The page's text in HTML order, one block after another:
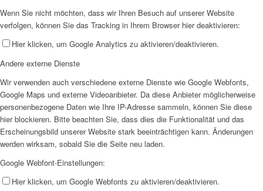
Wenn Sie nicht möchten, dass wir Ihren Besuch auf unserer Website
verfolgen, können Sie das Tracking in Ihrem Browser hier deaktivieren:
Hier klicken, um Google Analytics zu aktivieren/deaktivieren.
Andere externe Dienste
Wir verwenden auch verschiedene externe Dienste wie Google Webfonts,
Google Maps und externe Videoanbieter. Da diese Anbieter möglicherweise
personenbezogene Daten wie Ihre IP-Adresse sammeln, können Sie diese
hier blockieren. Bitte beachten Sie, dass dies die Funktionalität und das
Erscheinungsbild unserer Website stark beeinträchtigen kann. Änderungen
werden wirksam, sobald Sie die Seite neu laden.
Google Webfont-Einstellungen:
Hier klicken, um Google Webfonts zu aktivieren/deaktivieren.